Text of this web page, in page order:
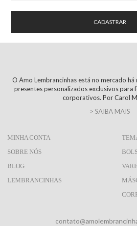
O Amo Lembrancinhas está no mercado
presentes personalizados exclusivos para
corporativos. Por Carol
> SAIBA MAIS
MINHA CONTA
SOBRE NÓS
BLOG
LEMBRANCINHAS